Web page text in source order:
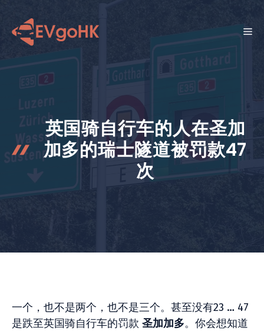
菜
英国骑自行车的人在圣加
加多的瑞士隧道被罚款47
次
一个，也不是两个，也不是三个。甚至没有23 … 47
是跌至英国骑自行车的罚款 圣加加多。你会想知道